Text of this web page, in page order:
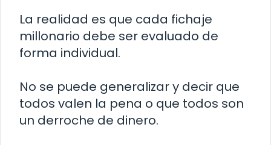
La realidad es que cada fichaje
millonario debe ser evaluado de
forma individual.
No se puede generalizar y decir que
todos valen la pena o que todos son
un derroche de dinero.